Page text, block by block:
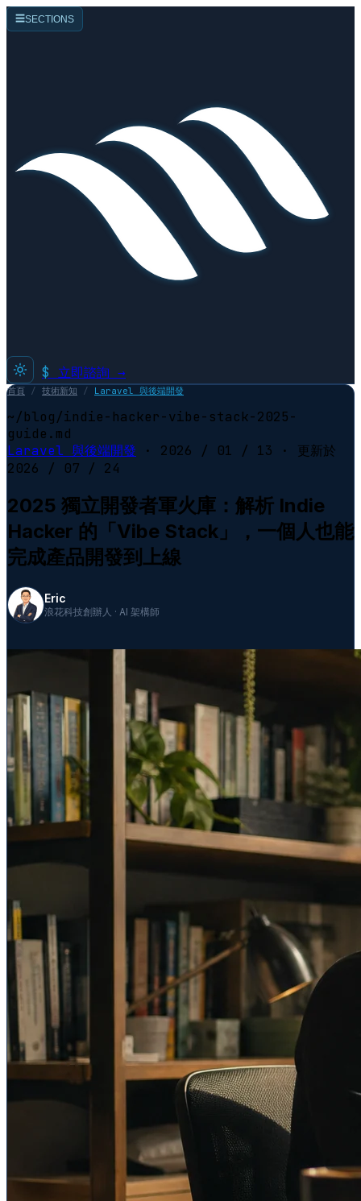
☰SECTIONS
$ 立即諮詢 →
首頁 / 技術新知 / Laravel 與後端開發
~/blog/indie-hacker-vibe-stack-2025-
guide.md
Laravel 與後端開發 · 2026 / 01 / 13
· 更新於
2026 / 07 / 24
2025 獨立開發者軍火庫：解析 Indie
Hacker 的「Vibe Stack」，一個人也能
完成產品開發到上線
Eric
浪花科技創辦人 · AI 架構師